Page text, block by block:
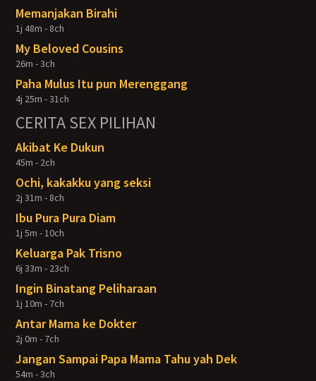
Memanjakan Birahi
1j 48m - 8ch
My Beloved Cousins
26m - 3ch
Paha Mulus Itu pun Merenggang
4j 25m - 31ch
CERITA SEX PILIHAN
Akibat Ke Dukun
45m - 2ch
Ochi, kakakku yang seksi
2j 31m - 8ch
Ibu Pura Pura Diam
1j 5m - 10ch
Keluarga Pak Trisno
6j 33m - 23ch
Ingin Binatang Peliharaan
1j 10m - 7ch
Antar Mama ke Dokter
2j 0m - 7ch
Jangan Sampai Papa Mama Tahu yah Dek
54m - 3ch